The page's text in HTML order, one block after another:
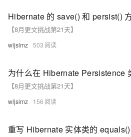
Hibernate 的 save() 和 persist()
【8月更文挑战第21天】
wljslmz 503
【8月更文挑战第21天】
wljslmz 156
重写 Hibernate 实体类的